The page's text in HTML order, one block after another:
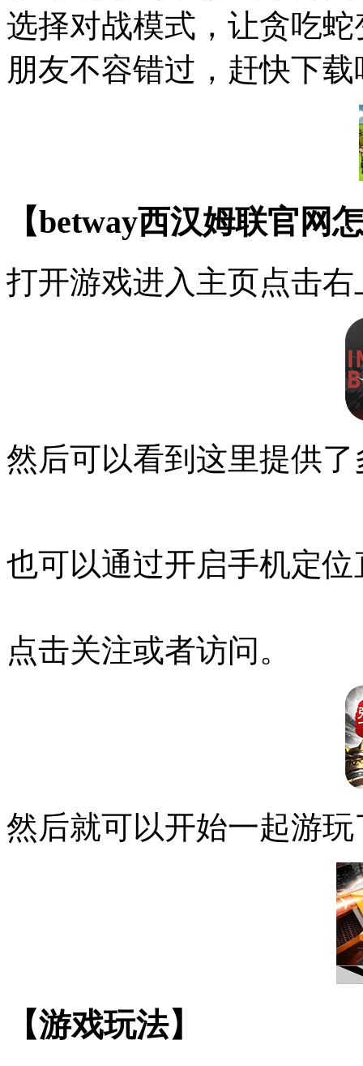
选择对战模式，让贪吃
朋友不容错过，赶快下载
【betway西汉姆联官网
打开游戏进入主页点击
然后可以看到这里提供
也可以通过开启手机定
点击关注或者访问。
然后就可以开始一起游玩
【游戏玩法】